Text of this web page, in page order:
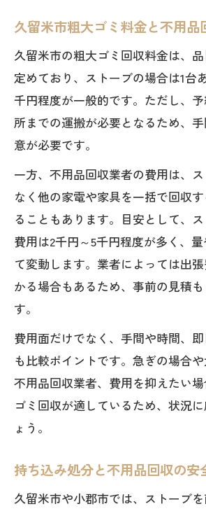
久留米市粗大ゴミ料金と不用品
久留米市の粗大ゴミ回収料金は、
定めており、ストーブの場合は1台
千円程度が一般的です。ただし、
所までの運搬が必要となるため、
意が必要です。
一方、不用品回収業者の費用は、
なく他の家電や家具を一括で回収
ることもあります。目安として、
費用は2千円～5千円程度が多く、
て変動します。業者によっては出
かる場合もあるため、事前の見積
す。
費用面だけでなく、手間や時間、
も比較ポイントです。急ぎの場合
不用品回収業者、費用を抑えたい
ゴミ回収が適しているため、状況
ょう。
持ち込み処分と不用品回収の安
久留米市や小郡市では、ストーブ